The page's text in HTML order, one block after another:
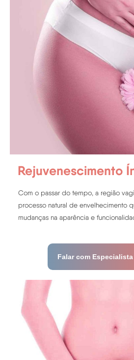
Rejuvenescimento
Com o passar do tempo, a região
processo natural de envelhecimento
mudanças na aparência e
Falar com Especialista